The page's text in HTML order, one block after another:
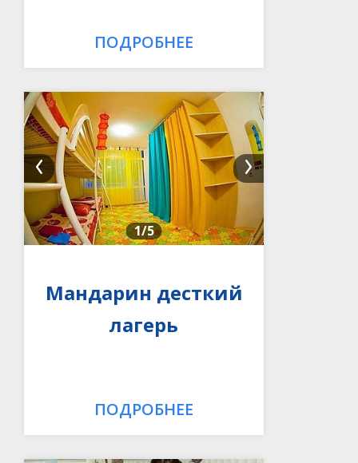
ПОДРОБНЕЕ
1/5
Мандарин десткий
лагерь
ПОДРОБНЕЕ